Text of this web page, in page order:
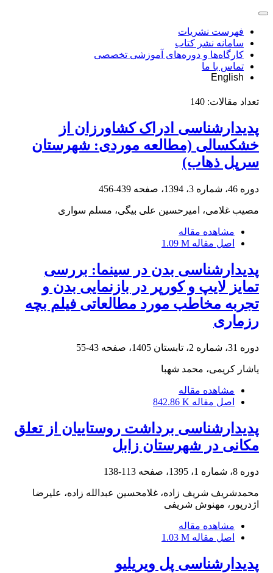
فهرست نشریات
سامانه نشر کتاب
کارگاه‌ها و دوره‌های آموزشی تخصصی
تماس با ما
English
تعداد مقالات: 140
پدیدارشناسی ادراک کشاورزان از
خشکسالی (مطالعه موردی: شهرستان
سرپل ذهاب)
دوره 46، شماره 3، 1394، صفحه 439-456
مصیب غلامی، امیرحسین علی بیگی، مسلم سواری
مشاهده مقاله
اصل مقاله 1.09 M
پدیدارشناسی بدن در سینما: بررسی
تمایز لایپ و کورپر در بازنمایی بدن و
تجربه مخاطب مورد مطالعاتی فیلم بچه
رزماری
دوره 31، شماره 2، تابستان 1405، صفحه 43-55
یاشار کریمی، محمد شهبا
مشاهده مقاله
اصل مقاله 842.86 K
پدیدارشناسی برداشت روستاییان از تعلق
مکانی در شهرستان زابل
دوره 8، شماره 1، 1395، صفحه 113-138
محمدشریف شریف زاده، غلامحسین عبدالله زاده، علیرضا
اژدرپور، مهنوش شریفی
مشاهده مقاله
اصل مقاله 1.03 M
پدیدارشناسی پل ویریلیو